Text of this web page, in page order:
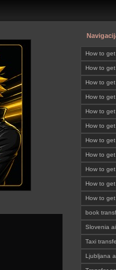
How to
How to
Slovenia
How to
SLOVENIA
How to
How to
How to
SLOVENIA
How to
SLOVENIA
How to
SLOVENIA
How to
SLOVENIA
How to
SLOVENIA
How to
SLOVENIA
book
Slovenia
Taxi
Ljubljana